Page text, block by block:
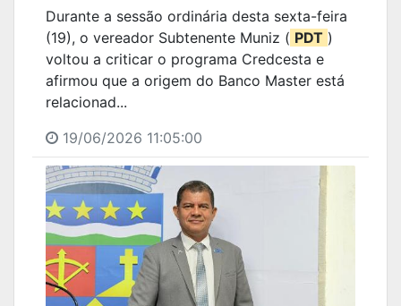
Durante a sessão ordinária desta sexta-feira
(19), o vereador Subtenente Muniz ( PDT )
voltou a criticar o programa Credcesta e
afirmou que a origem do Banco Master está
relacionad...
19/06/2026 11:05:00